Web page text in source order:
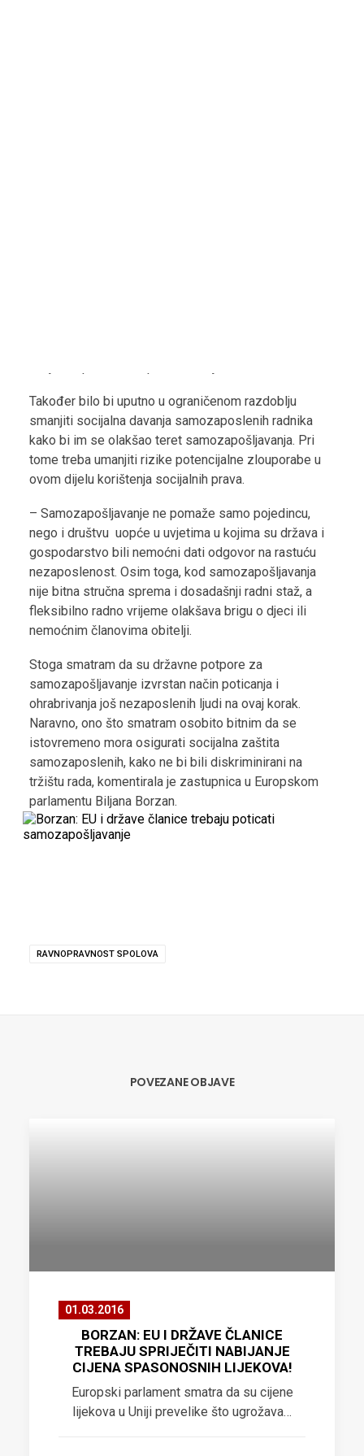
Također bilo bi uputno u ograničenom razdoblju
smanjiti socijalna davanja samozaposlenih radnika
kako bi im se olakšao teret samozapošljavanja. Pri
tome treba umanjiti rizike potencijalne zlouporabe u
ovom dijelu korištenja socijalnih prava.
– Samozapošljavanje ne pomaže samo pojedincu,
nego i društvu uopće u uvjetima u kojima su država i
gospodarstvo bili nemoćni dati odgovor na rastuću
nezaposlenost. Osim toga, kod samozapošljavanja
nije bitna stručna sprema i dosadašnji radni staž, a
fleksibilno radno vrijeme olakšava brigu o djeci ili
nemoćnim članovima obitelji.
Stoga smatram da su državne potpore za
samozapošljavanje izvrstan način poticanja i
ohrabrivanja još nezaposlenih ljudi na ovaj korak.
Naravno, ono što smatram osobito bitnim da se
istovremeno mora osigurati socijalna zaštita
samozaposlenih, kako ne bi bili diskriminirani na
tržištu rada, komentirala je zastupnica u Europskom
parlamentu Biljana Borzan.
RAVNOPRAVNOST SPOLOVA
POVEZANE OBJAVE
01.03.2016
BORZAN: EU I DRŽAVE ČLANICE
TREBAJU SPRIJEČITI NABIJANJE
CIJENA SPASONOSNIH LIJEKOVA!
Europski parlament smatra da su cijene
lijekova u Uniji prevelike što ugrožava…